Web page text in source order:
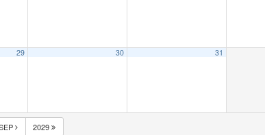
29 30 31
2029